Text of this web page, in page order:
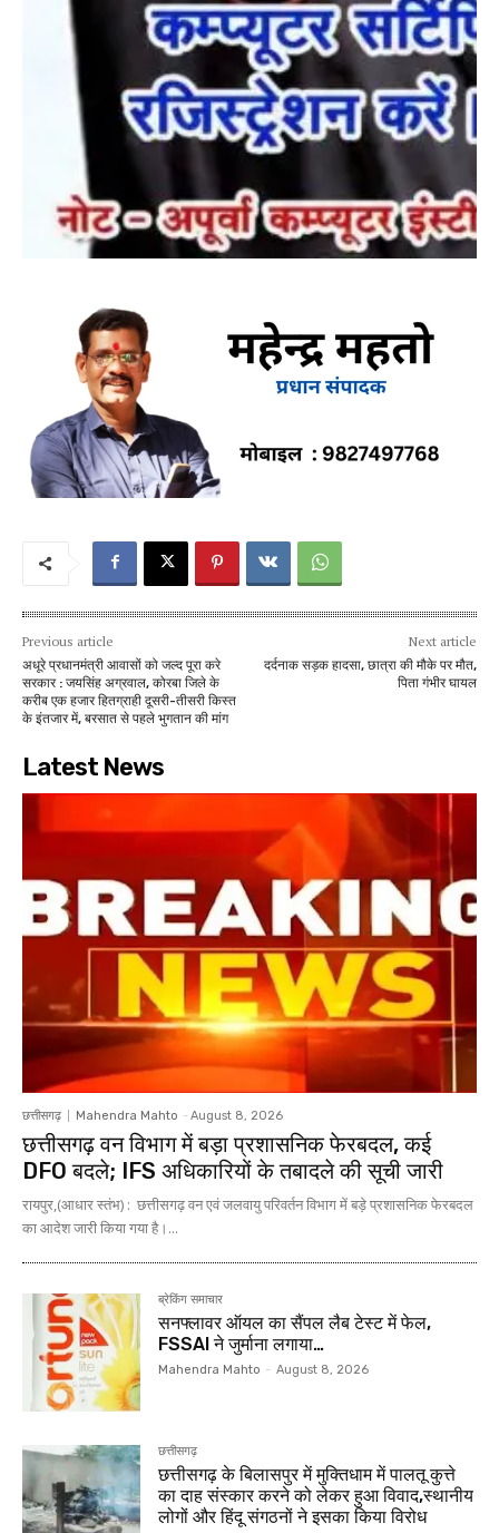
Previous article
अधूरे प्रधानमंत्री आवासों को जल्द पूरा करे
सरकार : जयसिंह अग्रवाल, कोरबा जिले के
करीब एक हजार हितग्राही दूसरी-तीसरी किस्त
के इंतजार में, बरसात से पहले भुगतान की मांग
Next article
दर्दनाक सड़क हादसा, छात्रा की मौके पर मौत,
पिता गंभीर घायल
Latest News
छत्तीसगढ़ Mahendra Mahto - August 8, 2026
छत्तीसगढ़ वन विभाग में बड़ा प्रशासनिक फेरबदल, कई
DFO बदले; IFS अधिकारियों के तबादले की सूची जारी
रायपुर,(आधार स्तंभ) : छत्तीसगढ़ वन एवं जलवायु परिवर्तन विभाग में बड़े प्रशासनिक फेरबदल
का आदेश जारी किया गया है।...
ब्रेकिंग समाचार
सनफ्लावर ऑयल का सैंपल लैब टेस्ट में फेल,
FSSAI ने जुर्माना लगाया…
Mahendra Mahto - August 8, 2026
छत्तीसगढ़
छत्तीसगढ़ के बिलासपुर में मुक्तिधाम में पालतू कुत्ते
का दाह संस्कार करने को लेकर हुआ विवाद,स्थानीय
लोगों और हिंदू संगठनों ने इसका किया विरोध